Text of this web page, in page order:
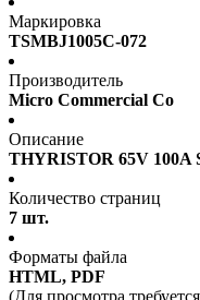
Маркировка
TSMBJ1005C-072
Производитель
Micro Commercial Co
Описание
THYRISTOR 65V 100A
Количество страниц
7 шт.
Форматы файла
HTML, PDF